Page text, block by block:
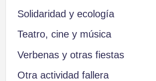
Solidaridad y ecología
Teatro, cine y música
Verbenas y otras fiestas
Otra actividad fallera